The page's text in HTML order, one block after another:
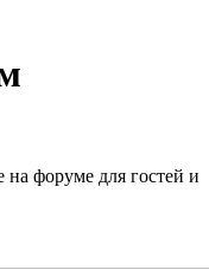
форуме для гостей и